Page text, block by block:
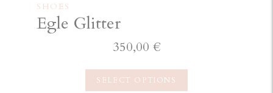
SHOES
Egle Glitter
350,00 €
SELECT OPTIONS